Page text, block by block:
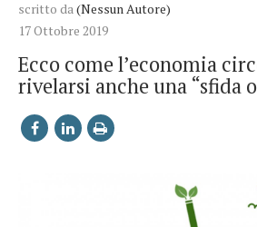
scritto da (Nessun Autore)
17 Ottobre 2019
Ecco come l’economia
rivelarsi anche una “sfida